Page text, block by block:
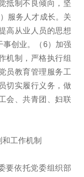
抵制不良倾向，坚
服务人才成长。关
高从业人员的思想
事创业。（6）加强
机制，严格执行组
员教育管理服务工
切实履行义务，做
会、共青团、妇联
工作机制
要依托党委组织部